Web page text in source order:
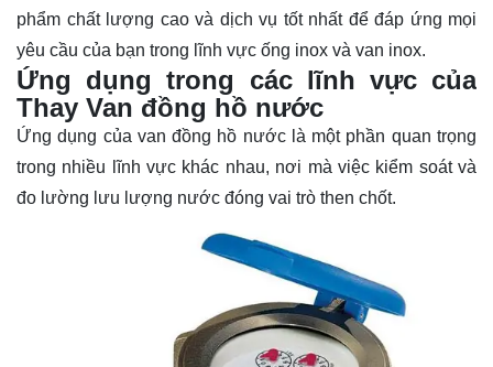
phẩm chất lượng cao và dịch vụ tốt nhất để đáp ứng mọi
yêu cầu của bạn trong lĩnh vực ống inox và van inox.
Ứng dụng trong các lĩnh vực của
Thay Van đồng hồ nước
Ứng dụng của van đồng hồ nước là một phần quan trọng
trong nhiều lĩnh vực khác nhau, nơi mà việc kiểm soát và
đo lường lưu lượng nước đóng vai trò then chốt.